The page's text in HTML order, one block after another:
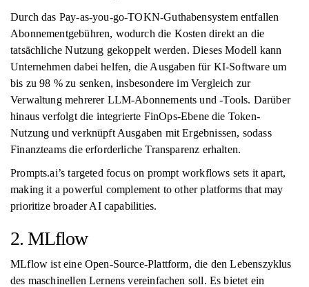
Durch das Pay-as-you-go-TOKN-Guthabensystem entfallen
Abonnementgebühren, wodurch die Kosten direkt an die
tatsächliche Nutzung gekoppelt werden. Dieses Modell kann
Unternehmen dabei helfen, die Ausgaben für KI-Software um
bis zu 98 % zu senken, insbesondere im Vergleich zur
Verwaltung mehrerer LLM-Abonnements und -Tools. Darüber
hinaus verfolgt die integrierte FinOps-Ebene die Token-
Nutzung und verknüpft Ausgaben mit Ergebnissen, sodass
Finanzteams die erforderliche Transparenz erhalten.
Prompts.ai’s targeted focus on prompt workflows sets it apart,
making it a powerful complement to other platforms that may
prioritize broader AI capabilities.
2. MLflow
MLflow ist eine Open-Source-Plattform, die den Lebenszyklus
des maschinellen Lernens vereinfachen soll. Es bietet ein